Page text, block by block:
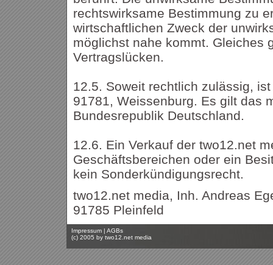
rechtswirksame Bestimmung zu
wirtschaftlichen Zweck der
möglichst nahe kommt. Gleiches
Vertragslücken.
12.5. Soweit rechtlich zulässig,
91781, Weissenburg. Es gilt das
Bundesrepublik Deutschland.
12.6. Ein Verkauf der two12.net
Geschäftsbereichen oder ein
kein Sonderkündigungsrecht.
two12.net media, Inh. Andreas
91785 Pleinfeld
Impressum | AGBs
(c) 2005 by two12.net media